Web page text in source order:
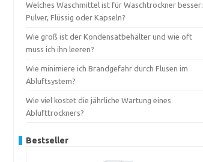
Welches Waschmittel ist für Waschtrockner besser:
Pulver, Flüssig oder Kapseln?
Wie groß ist der Kondensatbehälter und wie oft
muss ich ihn leeren?
Wie minimiere ich Brandgefahr durch Flusen im
Abluftsystem?
Wie viel kostet die jährliche Wartung eines
Ablufttrockners?
Bestseller